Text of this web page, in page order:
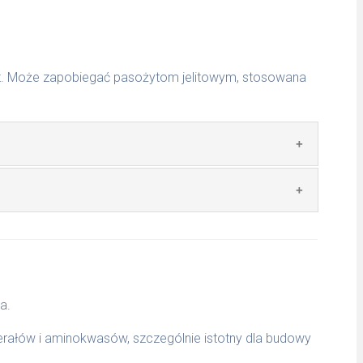
Może zapobiegać pasożytom jelitowym, stosowana
cynamon, dynia, rabarbar, wrotycz pospolity, mech
jałowiec, brokuły, tymianek, aloes).
i aminokwasów, szczególnie istotny dla budowy